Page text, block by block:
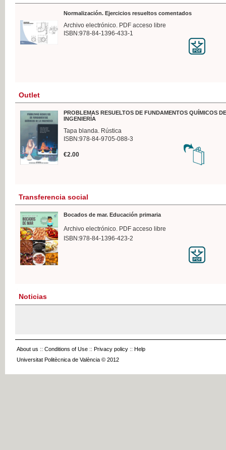
Normalización. Ejercicios resueltos comentados
Archivo electrónico. PDF acceso libre
ISBN:978-84-1396-433-1
Outlet
PROBLEMAS RESUELTOS DE FUNDAMENTOS QUÍMICOS
INGENIERÍA
Tapa blanda. Rústica
ISBN:978-84-9705-088-3
€2.00
Transferencia social
Bocados de mar. Educación primaria
Archivo electrónico. PDF acceso libre
ISBN:978-84-1396-423-2
Noticias
About us :: Conditions of Use :: Privacy policy :: Help
Universitat Politècnica de València © 2012